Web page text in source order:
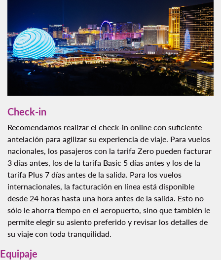
Check-in
Recomendamos realizar el check-in online con suficiente
antelación para agilizar su experiencia de viaje. Para vuelos
nacionales, los pasajeros con la tarifa Zero pueden facturar
3 días antes, los de la tarifa Basic 5 días antes y los de la
tarifa Plus 7 días antes de la salida. Para los vuelos
internacionales, la facturación en línea está disponible
desde 24 horas hasta una hora antes de la salida. Esto no
sólo le ahorra tiempo en el aeropuerto, sino que también le
permite elegir su asiento preferido y revisar los detalles de
su viaje con toda tranquilidad.
Equipaje